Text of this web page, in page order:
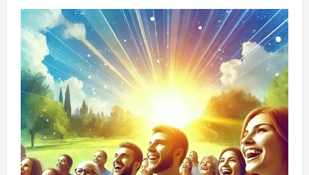
熱
中
症
も
紫
外
線
も
怖
く
な
い！:
し
っ
か
り
対